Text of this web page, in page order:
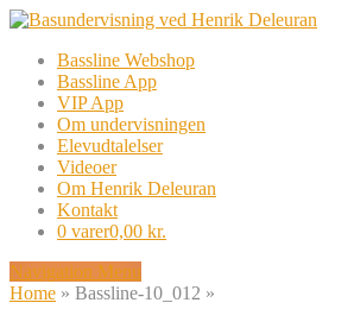
Bassline Webshop
Bassline App
VIP App
Om undervisningen
Elevudtalelser
Videoer
Om Henrik Deleuran
Kontakt
0 varer0,00 kr.
Navigation Menu
Home » Bassline-10_012 »